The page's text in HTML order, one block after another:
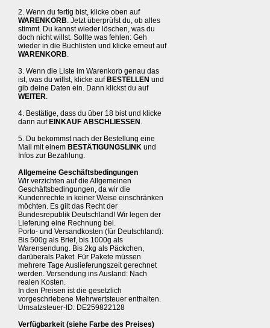
2. Wenn du fertig bist, klicke oben auf
WARENKORB. Jetzt überprüfst du, ob alles
stimmt. Du kannst wieder löschen, was du
doch nicht willst. Sollte was fehlen: Geh
wieder in die Buchlisten und klicke erneut auf
WARENKORB.
3. Wenn die Liste im Warenkorb genau das
ist, was du willst, klicke auf BESTELLEN und
gib deine Daten ein. Dann klickst du auf
WEITER.
4. Bestätige, dass du über 18 bist und klicke
dann auf EINKAUF ABSCHLIESSEN .
5. Du bekommst nach der Bestellung eine
Mail mit einem BESTÄTIGUNGSLINK und
Infos zur Bezahlung.
Allgemeine Geschäftsbedingungen
Wir verzichten auf die Allgemeinen
Geschäftsbedingungen, da wir die
Kundenrechte in keiner Weise einschränken
möchten. Es gilt das Recht der
Bundesrepublik Deutschland! Wir legen der
Lieferung eine Rechnung bei.
Porto- und Versandkosten (für Deutschland):
Bis 500g als Brief, bis 1000g als
Warensendung. Bis 2kg als Päckchen,
darüberals Paket. Für Pakete müssen
mehrere Tage Auslieferungszeit gerechnet
werden. Versendung ins Ausland: Nach
realen Kosten.
In den Preisen ist die gesetzlich
vorgeschriebene Mehrwertsteuer enthalten.
Umsatzsteuer-ID: DE259822128
Verfügbarkeit (siehe Farbe des Preises)